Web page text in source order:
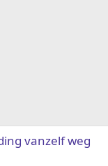
vanzelf weg